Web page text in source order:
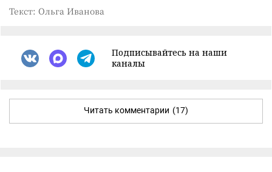
Текст: Ольга Иванова
Подписывайтесь на наши
каналы
Читать комментарии (17)